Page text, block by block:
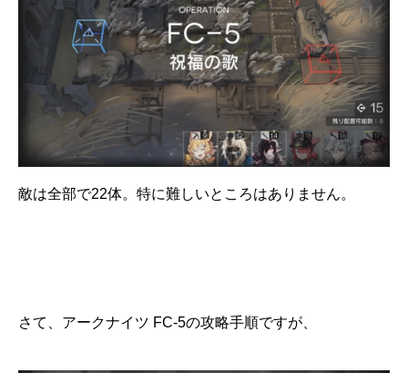
敵は全部で22体。特に難しいところはありません。
さて、アークナイツ FC-5の攻略手順ですが、